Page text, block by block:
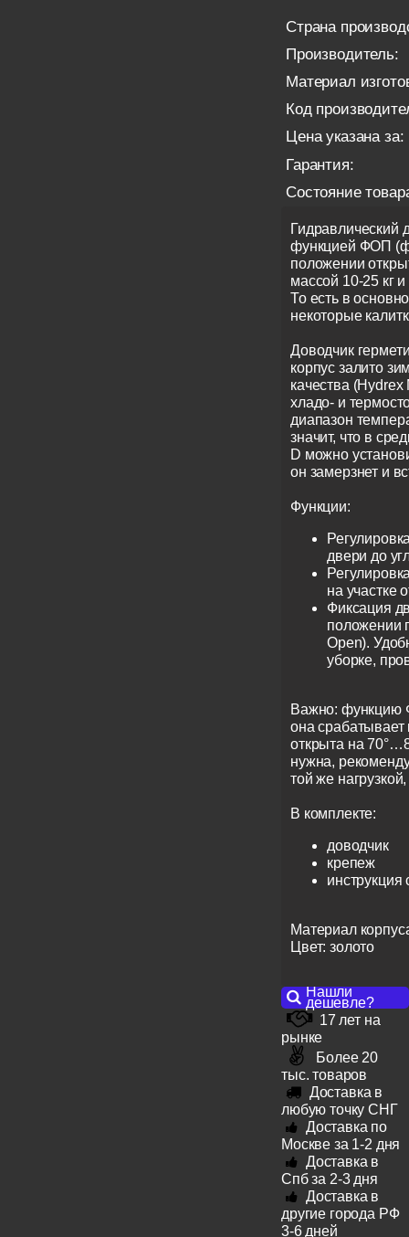
Страна
Производитель:
Материал
Код
Цена указана за:
Гарантия:
Состояние
Гидравлический
функцией ФОП
положении
массой 10-25 кг
То есть в
некоторые
Доводчик
корпус залито
качества (Hydrex
хладо- и
диапазон
значит, что в
D можно
он замерзнет и
Функции:
двери до
на участке
Фиксация
положении
Open).
уборке,
Важно: функцию
она срабатывает
открыта на
нужна,
той же
В комплекте:
доводчик
крепеж
Материал
Цвет: золото
Нашли
дешевле?
17 лет на
рынке
Более 20
тыс. товаров
Доставка в
любую точку СНГ
Доставка по
Москве за 1-2 дня
Доставка в
Спб за 2-3 дня
Доставка в
другие города РФ
3-6 дней